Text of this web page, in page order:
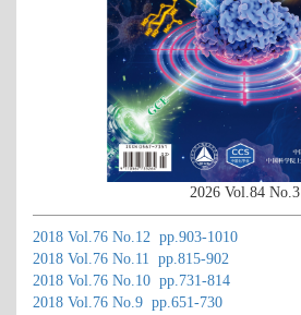
2026 Vol.84 No.3
2018 Vol.76 No.12 pp.903-1010
2018 Vol.76 No.11 pp.815-902
2018 Vol.76 No.10 pp.731-814
2018 Vol.76 No.9 pp.651-730